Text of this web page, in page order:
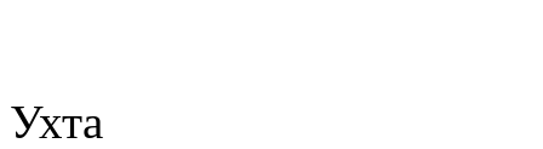
Ухта